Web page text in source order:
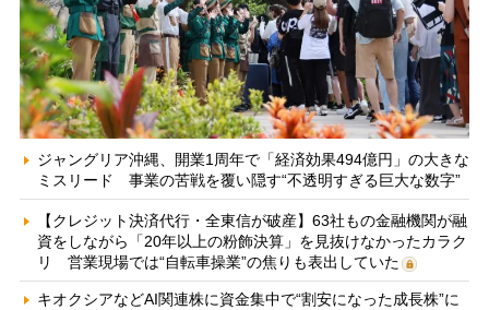
ジャングリア沖縄、開業1周年で「経済効果494億円」の大きな
ミスリード 事業の苦戦を覆い隠す“不透明すぎる巨大な数字”
【クレジット決済代行・全東信が破産】63社もの金融機関が融
資をしながら「20年以上の粉飾決算」を見抜けなかったカラク
リ 営業現場では“自転車操業”の焦りも表出していた
キオクシアなどAI関連株に資金集中で“割安になった成長株”に